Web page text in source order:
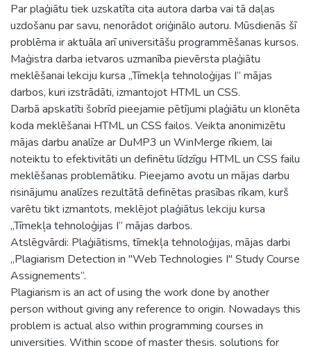
Par plaģiātu tiek uzskatīta cita autora darba vai tā daļas
uzdošanu par savu, nenorādot oriģinālo autoru. Mūsdienās šī
problēma ir aktuāla arī universitāšu programmēšanas kursos.
Maģistra darba ietvaros uzmanība pievērsta plaģiātu
meklēšanai lekciju kursa „Tīmekļa tehnoloģijas I” mājas
darbos, kuri izstrādāti, izmantojot HTML un CSS.
Darbā apskatīti šobrīd pieejamie pētījumi plaģiātu un klonēta
koda meklēšanai HTML un CSS failos. Veikta anonimizētu
mājas darbu analīze ar DuMP3 un WinMerge rīkiem, lai
noteiktu to efektivitāti un definētu līdzīgu HTML un CSS failu
meklēšanas problemātiku. Pieejamo avotu un mājas darbu
risinājumu analīzes rezultātā definētas prasības rīkam, kurš
varētu tikt izmantots, meklējot plaģiātus lekciju kursa
„Tīmekļa tehnoloģijas I” mājas darbos.
Atslēgvārdi: Plaģiātisms, tīmekļa tehnoloģijas, mājas darbi
„Plagiarism Detection in "Web Technologies I" Study Course
Assignements”.
Plagiarism is an act of using the work done by another
person without giving any reference to origin. Nowadays this
problem is actual also within programming courses in
universities. Within scope of master thesis, solutions for